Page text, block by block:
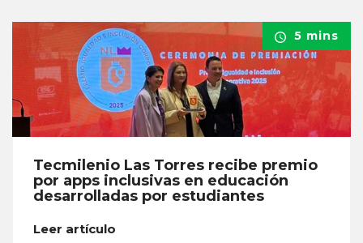
5 mins
Tecmilenio Las Torres recibe premio
por apps inclusivas en educación
desarrolladas por estudiantes
Leer artículo